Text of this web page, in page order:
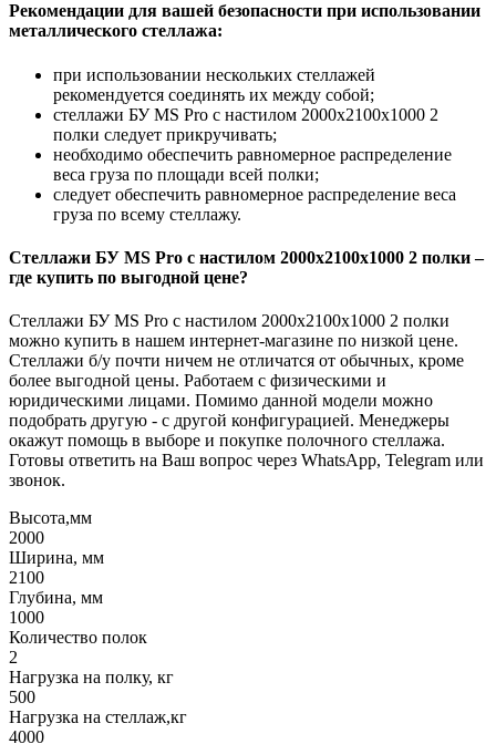
Рекомендации для вашей безопасности при использовании
металлического стеллажа:
при использовании нескольких стеллажей
рекомендуется соединять их между собой;
стеллажи БУ MS Pro с настилом 2000x2100x1000 2
полки следует прикручивать;
необходимо обеспечить равномерное распределение
веса груза по площади всей полки;
следует обеспечить равномерное распределение веса
груза по всему стеллажу.
Стеллажи БУ MS Pro с настилом 2000x2100x1000 2 полки –
где купить по выгодной цене?
Стеллажи БУ MS Pro с настилом 2000x2100x1000 2 полки
можно купить в нашем интернет-магазине по низкой цене.
Стеллажи б/у почти ничем не отличатся от обычных, кроме
более выгодной цены. Работаем с физическими и
юридическими лицами. Помимо данной модели можно
подобрать другую - с другой конфигурацией. Менеджеры
окажут помощь в выборе и покупке полочного стеллажа.
Готовы ответить на Ваш вопрос через WhatsApp, Telegram или
звонок.
Высота,мм
2000
Ширина, мм
2100
Глубина, мм
1000
Количество полок
2
Нагрузка на полку, кг
500
Нагрузка на стеллаж,кг
4000